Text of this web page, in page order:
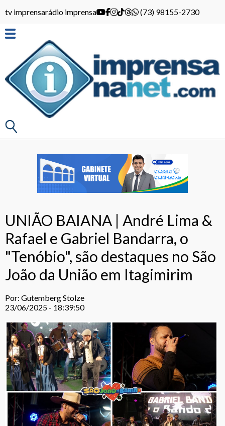
tv imprensarádio imprensa (73) 98155-2730
UNIÃO BAIANA | André Lima &
Rafael e Gabriel Bandarra, o
"Tenóbio", são destaques no São
João da União em Itagimirim
Por: Gutemberg Stolze
23/06/2025 - 18:39:50